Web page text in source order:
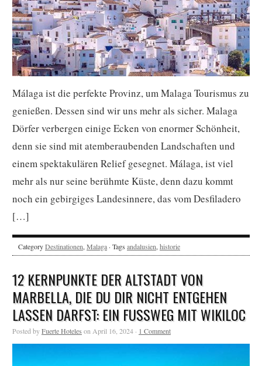
Málaga ist die perfekte Provinz, um Malaga Tourismus zu
genießen. Dessen sind wir uns mehr als sicher. Malaga
Dörfer verbergen einige Ecken von enormer Schönheit,
denn sie sind mit atemberaubenden Landschaften und
einem spektakulären Relief gesegnet. Málaga, ist viel
mehr als nur seine berühmte Küste, denn dazu kommt
noch ein gebirgiges Landesinnere, das vom Desfiladero
[…]
CategoryDestinationen, Malaga · Tags andalusien, historie
12 KERNPUNKTE DER ALTSTADT VON
MARBELLA, DIE DU DIR NICHT ENTGEHEN
LASSEN DARFST: EIN FUSSWEG MIT WIKILOC
Posted byFuerte Hoteles on April 16, 2024 · 1 Comment